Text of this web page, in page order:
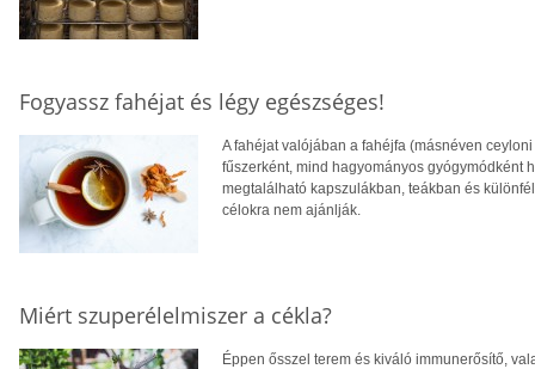
Fogyassz fahéjat és légy egészséges!
A fahéjat valójában a fahéjfa (másnéven
fűszerként, mind hagyományos gyógymódként
megtalálható kapszulákban, teákban és
célokra nem ajánlják.
Miért szuperélelmiszer a cékla?
Éppen ősszel terem és kiváló immunerősítő,